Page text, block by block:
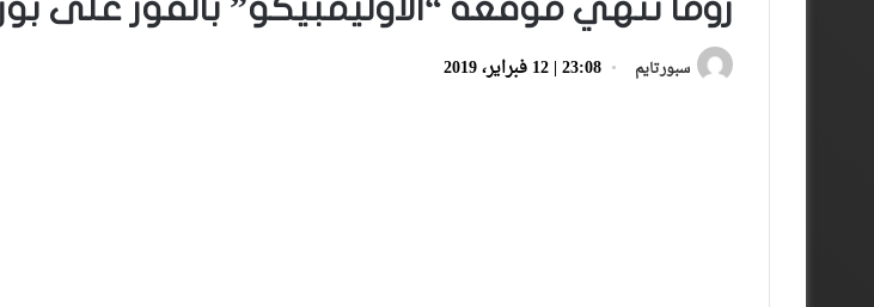
روما تنهي موقعة “الأوليمبيكو” بالفوز على
سبورتايم 23:08 | 12 فبراير، 2019